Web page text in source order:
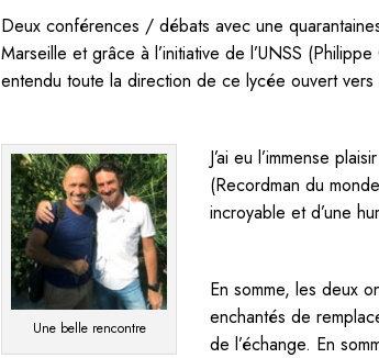
Deux conférences / débats avec une
Marseille et grâce à l’initiative de l’UNSS
entendu toute la direction de ce lycée ouvert vers
Une belle rencontre
J’ai eu l’immense
(Recordman du
incroyable et d’une
En somme, les deux
enchantés de
de l’échange. En